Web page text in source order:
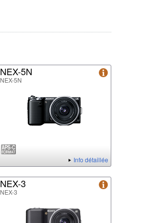
NEX-5N
NEX-5N
Info détaillée
NEX-3
NEX-3